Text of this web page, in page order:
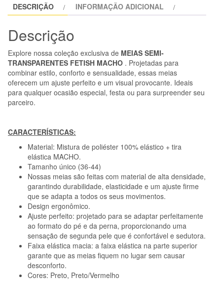
FINAS
ÚNICO
PRETO/VERMELHO
DESCRIÇÃO INFORMAÇÃO ADICIONAL
Descrição
Explore nossa coleção exclusiva de MEIAS SEMI-
TRANSPARENTES FETISH MACHO . Projetadas para
combinar estilo, conforto e sensualidade, essas meias
oferecem um ajuste perfeito e um visual provocante. Ideais
para qualquer ocasião especial, festa ou para surpreender seu
parceiro.
CARACTERÍSTICAS:
Material: Mistura de poliéster 100% elástico + tira
elástica MACHO.
Tamanho único (36-44)
Nossas meias são feitas com material de alta densidade,
garantindo durabilidade, elasticidade e um ajuste firme
que se adapta a todos os seus movimentos.
Design ergonômico.
Ajuste perfeito: projetado para se adaptar perfeitamente
ao formato do pé e da perna, proporcionando uma
sensação de segunda pele que é confortável e sedutora.
Faixa elástica macia: a faixa elástica na parte superior
garante que as meias fiquem no lugar sem causar
desconforto.
Cores: Preto, Preto/Vermelho